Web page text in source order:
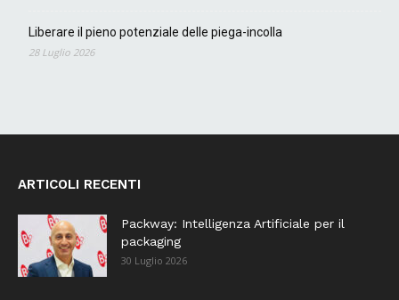
Liberare il pieno potenziale delle piega-incolla
28 Luglio 2026
ARTICOLI RECENTI
Packway: Intelligenza Artificiale per il
packaging
30 Luglio 2026